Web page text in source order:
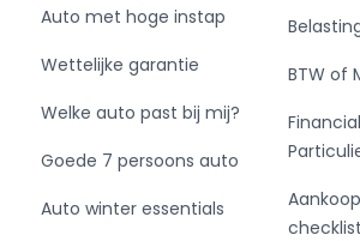
Auto met hoge instap
Wettelijke garantie
Welke auto past bij mij?
Goede 7 persoons auto
Auto winter essentials
BTW of
checklist